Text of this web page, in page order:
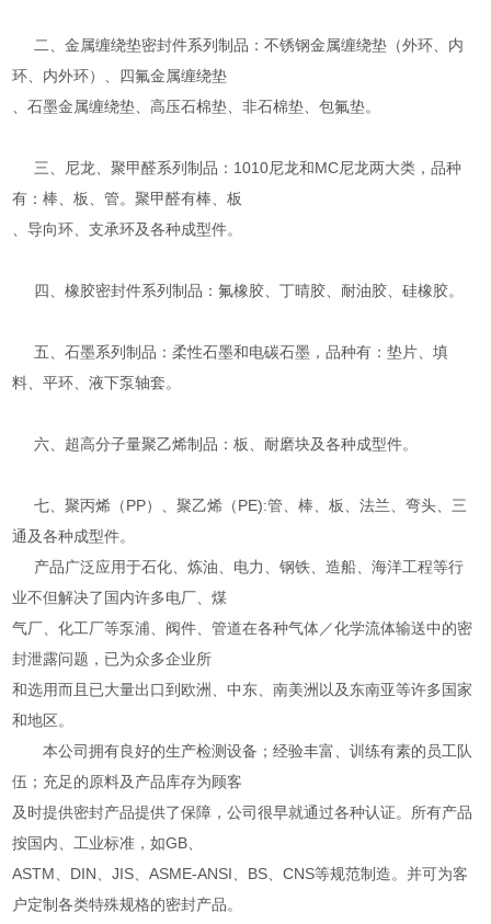
二、金属缠绕垫密封件系列制品：不锈钢金属缠绕垫（外环、内
环、内外环）、四氟金属缠绕垫
、石墨金属缠绕垫、高压石棉垫、非石棉垫、包氟垫。
三、尼龙、聚甲醛系列制品：1010尼龙和MC尼龙两大类，品种
有：棒、板、管。聚甲醛有棒、板
、导向环、支承环及各种成型件。
四、橡胶密封件系列制品：氟橡胶、丁晴胶、耐油胶、硅橡胶。
五、石墨系列制品：柔性石墨和电碳石墨，品种有：垫片、填
料、平环、液下泵轴套。
六、超高分子量聚乙烯制品：板、耐磨块及各种成型件。
七、聚丙烯（PP）、聚乙烯（PE):管、棒、板、法兰、弯头、三
通及各种成型件。
产品广泛应用于石化、炼油、电力、钢铁、造船、海洋工程等行
业不但解决了国内许多电厂、煤
气厂、化工厂等泵浦、阀件、管道在各种气体／化学流体输送中的密
封泄露问题，已为众多企业所
和选用而且已大量出口到欧洲、中东、南美洲以及东南亚等许多国家
和地区。
本公司拥有良好的生产检测设备；经验丰富、训练有素的员工队
伍；充足的原料及产品库存为顾客
及时提供密封产品提供了保障，公司很早就通过各种认证。所有产品
按国内、工业标准，如GB、
ASTM、DIN、JIS、ASME-ANSI、BS、CNS等规范制造。并可为客
户定制各类特殊规格的密封产品。